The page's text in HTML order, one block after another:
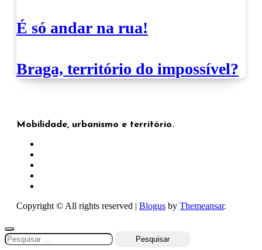
É só andar na rua!
Braga, território do impossível?
Mobilidade, urbanismo e território.
Copyright © All rights reserved | Blogus by Themeansar.
Pesquisar
por: